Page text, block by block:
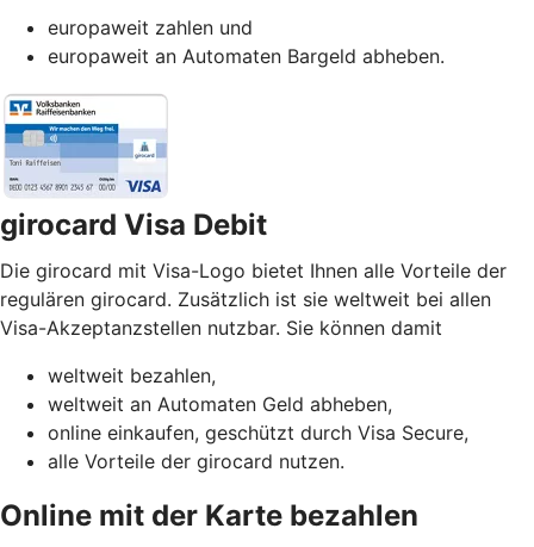
europaweit zahlen und
europaweit an Automaten Bargeld abheben.
girocard Visa Debit
Die girocard mit Visa-Logo bietet Ihnen alle Vorteile der
regulären girocard. Zusätzlich ist sie weltweit bei allen
Visa-Akzeptanzstellen nutzbar. Sie können damit
weltweit bezahlen,
weltweit an Automaten Geld abheben,
online einkaufen, geschützt durch Visa Secure,
alle Vorteile der girocard nutzen.
Online mit der Karte bezahlen